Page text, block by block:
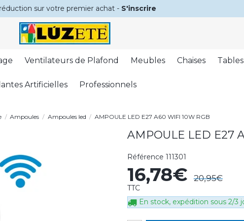
sur votre premier achat - S'inscrire
Ventilateurs de Plafond Meubles Chaises Tables
Artificielles Professionnels
Ampoules Ampoules led AMPOULE LED E27 A60 WIFI 10W RGB
AMPOULE LED E27
Référence 111301
16,78€ 20,95€
TTC
En stock, expédition sous 2/3